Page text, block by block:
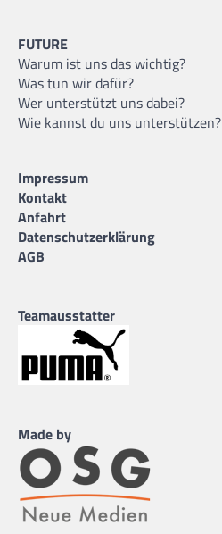
FUTURE
Warum ist uns das wichtig?
Was tun wir dafür?
Wer unterstützt uns dabei?
Wie kannst du uns unterstützen?
Impressum
Kontakt
Anfahrt
Datenschutzerklärung
AGB
Teamausstatter
Made by